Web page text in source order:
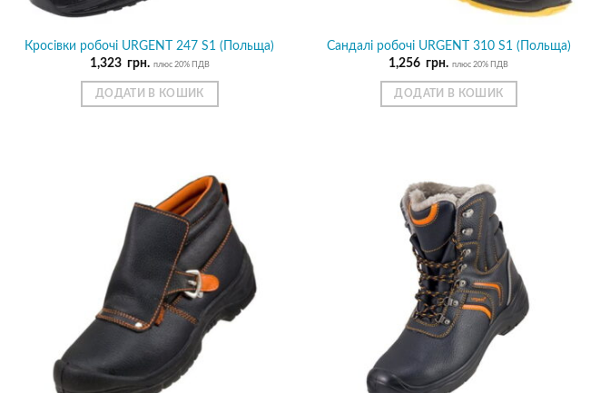
Кросівки робочі URGENT 247 S1 (Польща)
1,323 грн. плюс 20% ПДВ
ДОДАТИ В КОШИК
Сандалі робочі URGENT 310 S1 (Польща)
1,256 грн. плюс 20% ПДВ
ДОДАТИ В КОШИК